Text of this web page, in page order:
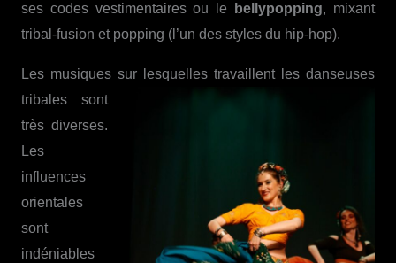
ses codes vestimentaires ou le
bellypopping, mixant
tribal-fusion et popping (l’un des styles du hip-hop).
Les musiques sur lesquelles travaillent les danseuses
tribales sont
très diverses.
Les
influences
orientales
sont
indéniables